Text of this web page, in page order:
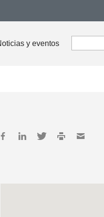
y eventos